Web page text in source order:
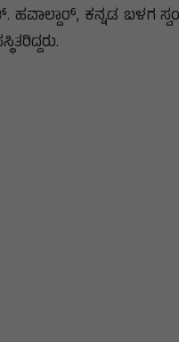
ಕನ್ನಡ ಬಳಗ